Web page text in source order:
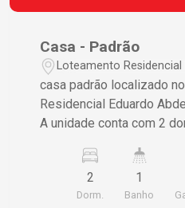
Casa - Padrão
Loteamento
Carlos/SP
casa padrão localizado
Residencial Eduardo
A unidade conta com 2
enquanto a área total do
Ideal para quem busca
tranquilo e com
2
Dorm.
1
Banho